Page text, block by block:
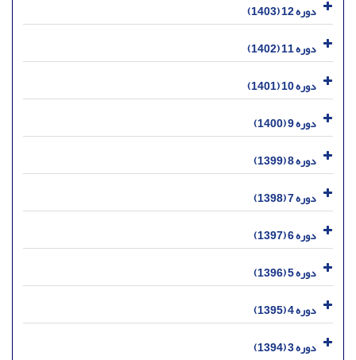
دوره 12 (1403)
دوره 11 (1402)
دوره 10 (1401)
دوره 9 (1400)
دوره 8 (1399)
دوره 7 (1398)
دوره 6 (1397)
دوره 5 (1396)
دوره 4 (1395)
دوره 3 (1394)